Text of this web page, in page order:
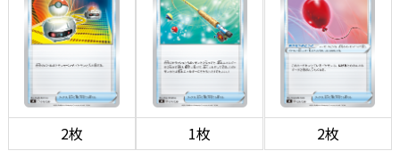
2枚 1枚 2枚